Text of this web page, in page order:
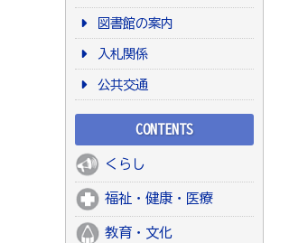
図書館の案内
入札関係
公共交通
CONTENTS
くらし
福祉・健康・医療
教育・文化